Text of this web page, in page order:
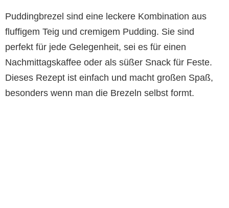
Puddingbrezel sind eine leckere Kombination aus
fluffigem Teig und cremigem Pudding. Sie sind
perfekt für jede Gelegenheit, sei es für einen
Nachmittagskaffee oder als süßer Snack für Feste.
Dieses Rezept ist einfach und macht großen Spaß,
besonders wenn man die Brezeln selbst formt.